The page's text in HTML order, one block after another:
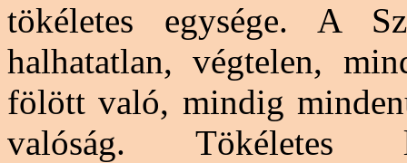
tökéletes egysége. A
halhatatlan, végtelen,
fölött való, mindig
valóság. Tökéletes